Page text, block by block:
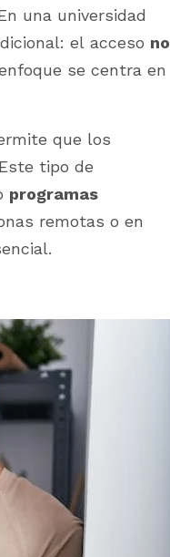
una universidad
el acceso no
se centra en
que los
tipo de
programas
remotas o en